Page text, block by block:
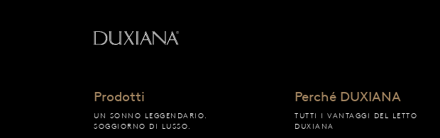
Torna all'inizio
Prodotti
UN SONNO LEGGENDARIO.
SOGGIORNO DI LUSSO.
Perché DUXIANA
TUTTI I VANTAGGI DEL LETTO
DUXIANA